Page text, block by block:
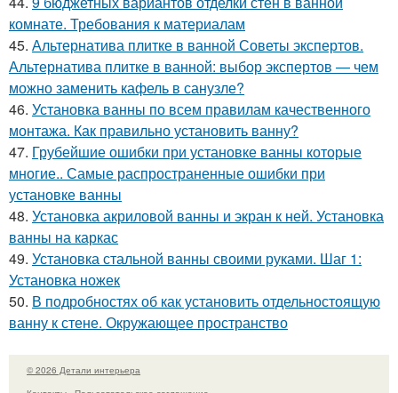
комнате. Требования к материалам
45. Альтернатива плитке в ванной Советы экспертов.
Альтернатива плитке в ванной: выбор экспертов — чем
можно заменить кафель в санузле?
46. Установка ванны по всем правилам качественного
монтажа. Как правильно установить ванну?
47. Грубейшие ошибки при установке ванны которые
многие.. Самые распространенные ошибки при
установке ванны
48. Установка акриловой ванны и экран к ней. Установка
ванны на каркас
49. Установка стальной ванны своими руками. Шаг 1:
Установка ножек
50. В подробностях об как установить отдельностоящую
ванну к стене. Окружающее пространство
© 2026 Детали интерьера